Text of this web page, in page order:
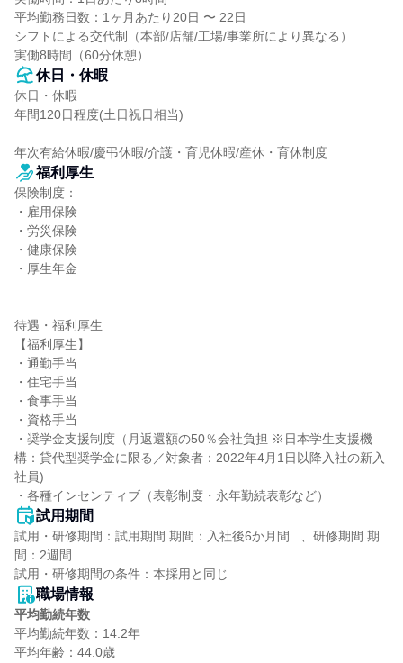
平均勤務日数：1ヶ月あたり20日 〜 22日
シフトによる交代制（本部/店舗/工場/事業所により異なる）
実働8時間（60分休憩）
休日・休暇
休日・休暇
年間120日程度(土日祝日相当)
年次有給休暇/慶弔休暇/介護・育児休暇/産休・育休制度
福利厚生
保険制度：
・雇用保険
・労災保険
・健康保険
・厚生年金
待遇・福利厚生
【福利厚生】
・通勤手当
・住宅手当
・食事手当
・資格手当
・奨学金支援制度（月返還額の50％会社負担 ※日本学生支援機
構：貸代型奨学金に限る／対象者：2022年4月1日以降入社の新入
社員)
・各種インセンティブ（表彰制度・永年勤続表彰など）
試用期間
試用・研修期間：試用期間 期間：入社後6か月間   、研修期間 期
間：2週間
職場情報
平均勤続年数
平均勤続年数：14.2年